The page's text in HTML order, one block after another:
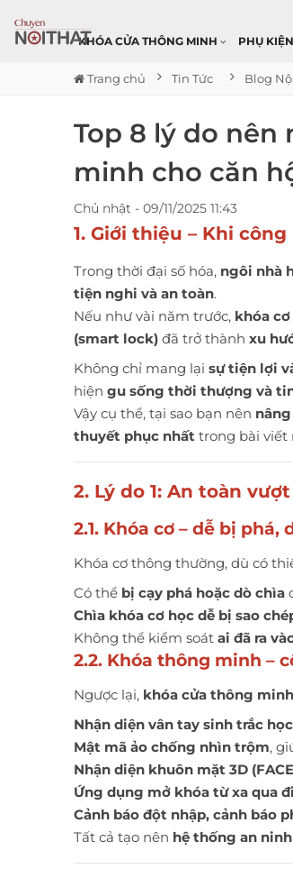
KHÓA CỬA THÔNG MINH PHỤ
Trang chủ Tin Tức Blog
Top 8 lý do
minh cho căn
Chủ nhật - 09/11/2025 11:43
1. Giới thiệu – Khi
Trong thời đại số hóa, ngôi nhà
tiện nghi và an toàn.
Nếu như vài năm trước, khóa cơ
(smart lock) đã trở thành xu
Không chỉ mang lại sự tiện lợi
hiện gu sống thời thượng và
Vậy cụ thể, tại sao bạn nên
thuyết phục nhất trong bài viết
2. Lý do 1: An toàn
2.1. Khóa cơ – dễ bị phá,
Khóa cơ thông thường, dù có
Có thể bị cạy phá hoặc dò chìa
Chìa khóa cơ học dễ bị sao
Không thể kiểm soát ai đã ra
2.2. Khóa thông minh –
Ngược lại, khóa cửa thông minh
Nhận diện vân tay sinh trắc
Mật mã ảo chống nhìn trộm,
Nhận diện khuôn mặt 3D
Ứng dụng mở khóa từ xa qua
Cảnh báo đột nhập, cảnh báo
Tất cả tạo nên hệ thống an